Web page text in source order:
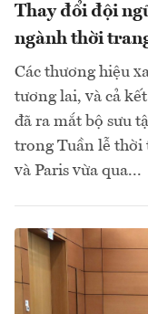
Thay đổi đội
ngành thời
Các thương hiệu
tương lai, và cả
đã ra mắt bộ sưu
trong Tuần lễ thời
và Paris vừa qua...